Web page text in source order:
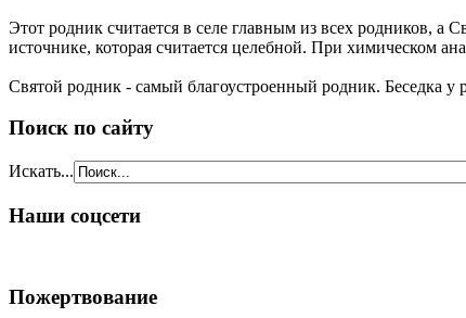
Этот родник считается в селе главным из всех родников,
источнике, которая считается целебной. При химическом
Святой родник - самый благоустроенный родник. Беседка у
Поиск по сайту
Искать...
Наши соцсети
Пожертвование